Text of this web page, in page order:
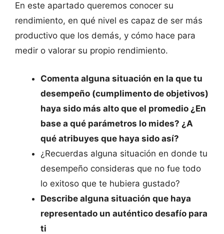
En este apartado queremos conocer su
rendimiento, en qué nivel es capaz de ser más
productivo que los demás, y cómo hace para
medir o valorar su propio rendimiento.
Comenta alguna situación en la que tu
desempeño (cumplimento de objetivos)
haya sido más alto que el promedio ¿En
base a qué parámetros lo mides? ¿A
qué atribuyes que haya sido así?
¿Recuerdas alguna situación en donde tu
desempeño consideras que no fue todo
lo exitoso que te hubiera gustado?
Describe alguna situación que haya
representado un auténtico desafío para
ti